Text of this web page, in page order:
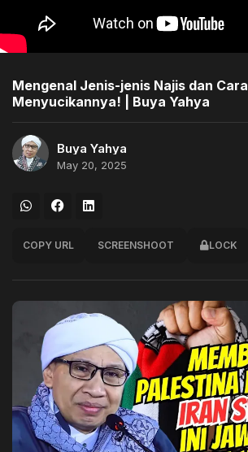
Mengenal Jenis-jenis Najis dan Cara
Menyucikannya! | Buya Yahya
Buya Yahya
May 20, 2025
COPY URL SCREENSHOOT LOCK